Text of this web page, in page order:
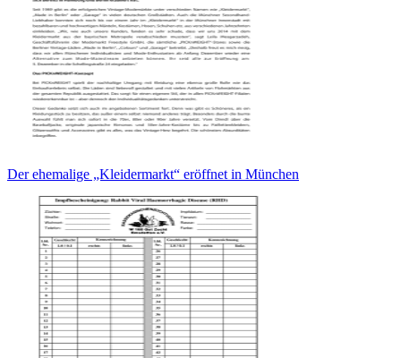
Der ehemalige „Kleidermarkt“ eröffnet in München